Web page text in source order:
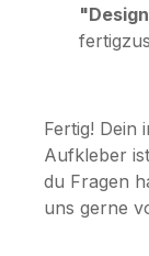
Fertig! Dein
Aufkleber
du Fragen
uns gerne